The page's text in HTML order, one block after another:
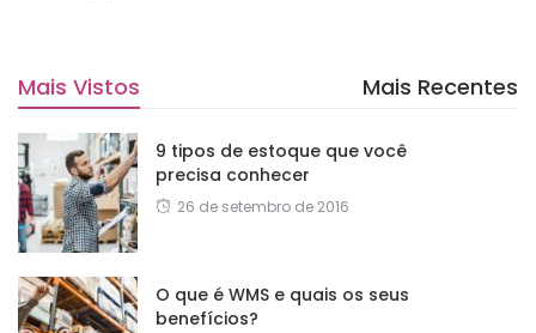
Mais Vistos Mais Recentes
9 tipos de estoque que você
precisa conhecer
26 de setembro de 2016
O que é WMS e quais os seus
benefícios?